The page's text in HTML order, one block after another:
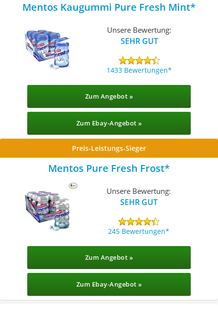
Mentos Kaugummi Pure Fresh Mint
Unsere Bewertung:
SEHR GUT
1433 Bewertungen
Zum Angebot »
Zum Ebay-Angebot »
Preis-Leistungs-Sieger
Mentos Pure Fresh Frost
Unsere Bewertung:
SEHR GUT
245 Bewertungen
Zum Angebot »
Zum Ebay-Angebot »